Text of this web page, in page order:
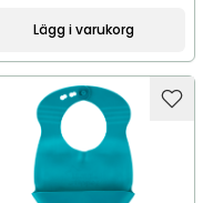
Lägg i varukorg